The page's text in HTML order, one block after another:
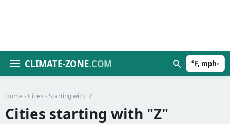
CLIMATE-ZONE.COM °F, mph▾
Home › Cities › Starting with "Z"
Cities starting with "Z"